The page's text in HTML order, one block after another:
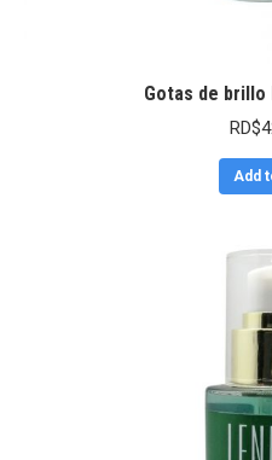
Gotas de
RD$
Add